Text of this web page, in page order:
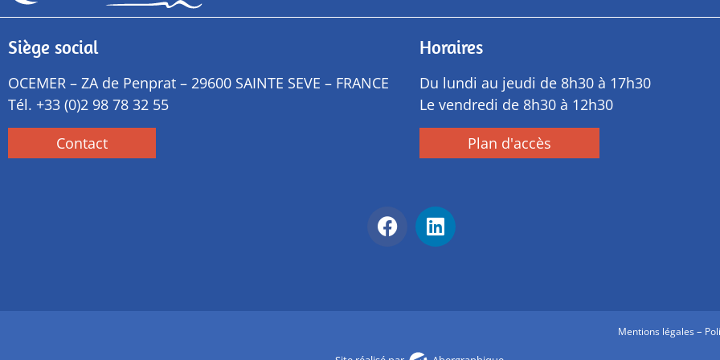
Siège social
OCEMER – ZA de Penprat – 29600 SAINTE SEVE – FRANCE
Tél. +33 (0)2 98 78 32 55
Contact
Horaires
Du lundi au jeudi de 8h30 à 17h30
Le vendredi de 8h30 à 12h30
Plan d'accès
Mentions légales–